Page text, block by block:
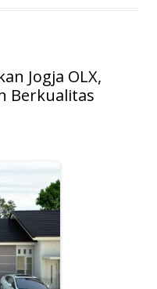
Jogja OLX,
Berkualitas